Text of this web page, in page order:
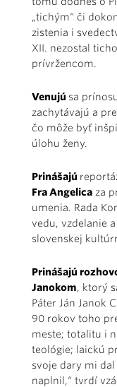
„tichým“ či
zistenia i
XII. nezostal
prívržencom.
Venujú sa
zachytávajú a
čo môže byť
úlohu ženy.
Prinášajú
Fra Angelica za
umenia. Rada
vedu, vzdelanie
slovenskej
Prinášajú
Janokom, ktorý
Páter Ján Janok
90 rokov toho
meste; totalitu i
teológie; laickú
svoje dary mi dal
naplnil,“ tvrdí